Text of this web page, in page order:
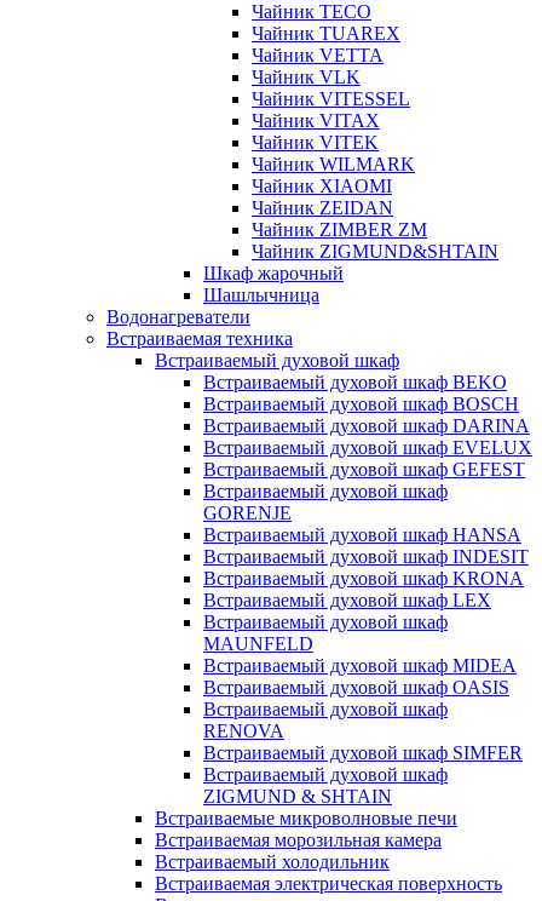
Чайник TECO
Чайник TUAREX
Чайник VETTA
Чайник VLK
Чайник VITESSEL
Чайник VITAX
Чайник VITEK
Чайник WILMARK
Чайник XIAOMI
Чайник ZEIDAN
Чайник ZIMBER ZM
Чайник ZIGMUND&SHTAIN
Шкаф жарочный
Шашлычница
Водонагреватели
Встраиваемая техника
Встраиваемый духовой шкаф
Встраиваемый духовой шкаф BEKO
Встраиваемый духовой шкаф BOSCH
Встраиваемый духовой шкаф DARINA
Встраиваемый духовой шкаф EVELUX
Встраиваемый духовой шкаф GEFEST
Встраиваемый духовой шкаф
GORENJE
Встраиваемый духовой шкаф HANSA
Встраиваемый духовой шкаф INDESIT
Встраиваемый духовой шкаф KRONA
Встраиваемый духовой шкаф LEX
Встраиваемый духовой шкаф
MAUNFELD
Встраиваемый духовой шкаф MIDEA
Встраиваемый духовой шкаф OASIS
Встраиваемый духовой шкаф
RENOVA
Встраиваемый духовой шкаф SIMFER
Встраиваемый духовой шкаф
ZIGMUND & SHTAIN
Встраиваемые микроволновые печи
Встраиваемая морозильная камера
Встраиваемый холодильник
Встраиваемая электрическая поверхность